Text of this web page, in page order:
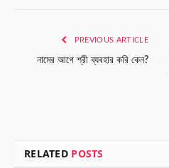
PREVIOUS ARTICLE
নামের আগে শ্রী ব্যবহার করি কেন?
RELATED POSTS